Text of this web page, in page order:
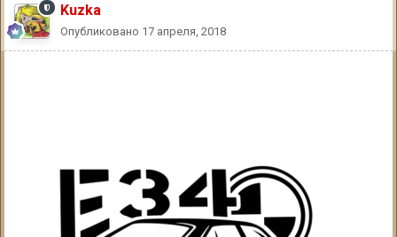
Kuzka
Опубликовано 17 апреля, 2018